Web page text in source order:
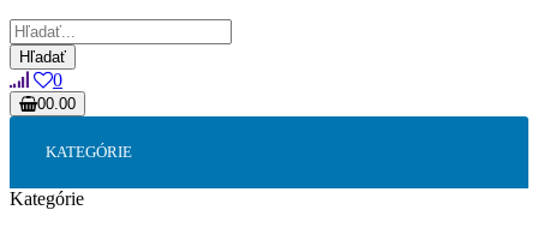
Hľadať
0
00.00
KATEGÓRIE
Kategórie